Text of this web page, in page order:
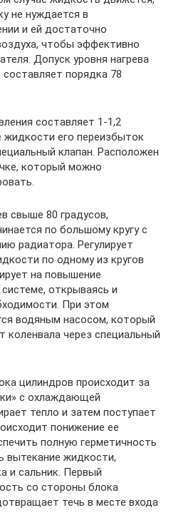
не нуждается в
и ей достаточно
чтобы эффективно
Допуск уровня нагрева
порядка 78
составляет 1-1,2
жидкости его переизбыток
клапан. Расположен
который можно
свыше 80 градусов,
по большому кругу с
радиатора. Регулирует
по одному из кругов
на повышение
открываясь и
При этом
водяным насосом, который
коленвала через специальный
цилиндров происходит за
с охлаждающей
тепло и затем поступает
понижение ее
полную герметичность
вытекание жидкости,
и сальник. Первый
со стороны блока
течь в месте входа